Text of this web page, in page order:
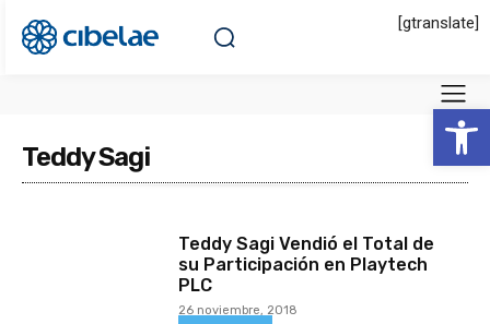
Abrir
[gtranslate]
Teddy Sagi
Teddy Sagi Vendió el Total de
su Participación en Playtech
PLC
26 noviembre, 2018